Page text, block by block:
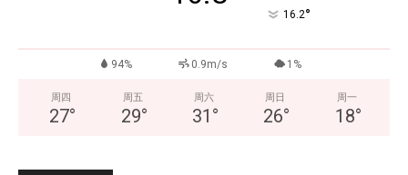
16.2°
94% 0.9m/s 1%
周四
27°
周五
29°
周六
31 °
周日
26°
周一
18°